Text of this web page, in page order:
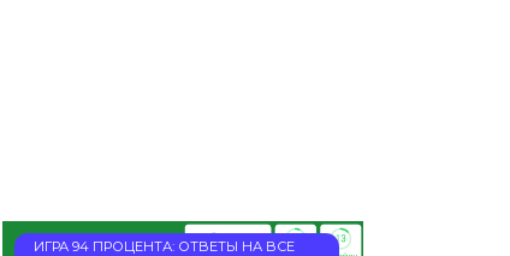
ИГРА 94 ПРОЦЕНТА: ОТВЕТЫ НА ВСЕ